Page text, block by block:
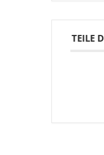
TEILE